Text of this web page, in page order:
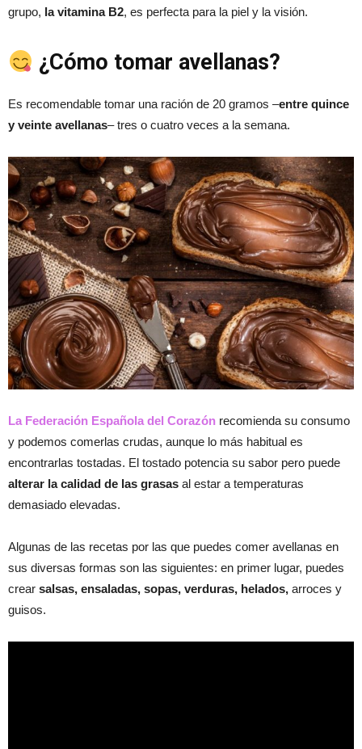
grupo, la vitamina B2, es perfecta para la piel y la visión.
¿Cómo tomar avellanas?
Es recomendable tomar una ración de 20 gramos –entre quince
y veinte avellanas– tres o cuatro veces a la semana.
La Federación Española del Corazón recomienda su consumo
y podemos comerlas crudas, aunque lo más habitual es
encontrarlas tostadas. El tostado potencia su sabor pero puede
alterar la calidad de las grasas al estar a temperaturas
demasiado elevadas.
Algunas de las recetas por las que puedes comer avellanas en
sus diversas formas son las siguientes: en primer lugar, puedes
crear salsas, ensaladas, sopas, verduras, helados, arroces y
guisos.